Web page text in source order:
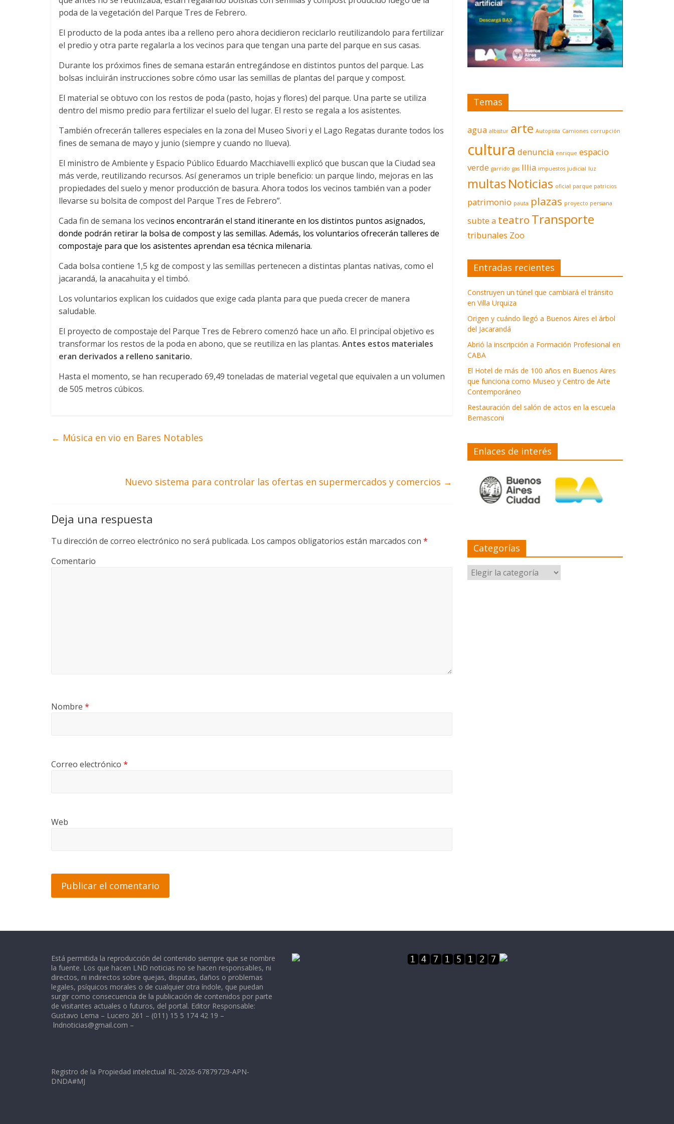
poda de la vegetación del Parque Tres de Febrero.
El producto de la poda antes iba a relleno pero ahora decidieron reciclarlo reutilizandolo para fertilizar
el predio y otra parte regalarla a los vecinos para que tengan una parte del parque en sus casas.
Durante los próximos fines de semana estarán entregándose en distintos puntos del parque. Las
bolsas incluirán instrucciones sobre cómo usar las semillas de plantas del parque y compost.
El material se obtuvo con los restos de poda (pasto, hojas y flores) del parque. Una parte se utiliza
dentro del mismo predio para fertilizar el suelo del lugar. El resto se regala a los asistentes.
También ofrecerán talleres especiales en la zona del Museo Sivori y el Lago Regatas durante todos los
fines de semana de mayo y junio (siempre y cuando no llueva).
El ministro de Ambiente y Espacio Público Eduardo Macchiavelli explicó que buscan que la Ciudad sea
más verde, reutilizando recursos. Así generamos un triple beneficio: un parque lindo, mejoras en las
propiedades del suelo y menor producción de basura. Ahora todos los vecinos también van a poder
llevarse su bolsita de compost del Parque Tres de Febrero”.
Cada fin de semana los vecinos encontrarán el stand itinerante en los distintos puntos asignados,
donde podrán retirar la bolsa de compost y las semillas. Además, los voluntarios ofrecerán talleres de
compostaje para que los asistentes aprendan esa técnica milenaria.
Cada bolsa contiene 1,5 kg de compost y las semillas pertenecen a distintas plantas nativas, como el
jacarandá, la anacahuita y el timbó.
Los voluntarios explican los cuidados que exige cada planta para que pueda crecer de manera
saludable.
El proyecto de compostaje del Parque Tres de Febrero comenzó hace un año. El principal objetivo es
transformar los restos de la poda en abono, que se reutiliza en las plantas. Antes estos materiales
eran derivados a relleno sanitario.
Hasta el momento, se han recuperado 69,49 toneladas de material vegetal que equivalen a un volumen
de 505 metros cúbicos.
← Música en vio en Bares Notables
Nuevo sistema para controlar las ofertas en supermercados y comercios →
Deja una respuesta
Tu dirección de correo electrónico no será publicada. Los campos obligatorios están marcados con *
Comentario
Nombre *
Correo electrónico *
Web
Temas
agua albistur arte Autopista Camiones corrupción
cultura denuncia enrique espacio
verde garrido gas Illia impuestos judicial luz
multas Noticias oficial parque patricios
patrimonio pauta plazas proyecto persiana
subte a teatro Transporte
tribunales Zoo
Entradas recientes
Construyen un túnel que cambiará el tránsito
en Villa Urquiza
Origen y cuándo llegó a Buenos Aires el árbol
del Jacarandá
Abrió la inscripción a Formación Profesional en
CABA
El Hotel de más de 100 años en Buenos Aires
que funciona como Museo y Centro de Arte
Contemporáneo
Restauración del salón de actos en la escuela
Bernasconi
Enlaces de interés
Categorías
Categorías
Está permitida la reproducción del contenido siempre que se nombre
la fuente. Los que hacen LND noticias no se hacen responsables, ni
directos, ni indirectos sobre quejas, disputas, daños o problemas
legales, psíquicos morales o de cualquier otra índole, que puedan
surgir como consecuencia de la publicación de contenidos por parte
de visitantes actuales o futuros, del portal. Editor Responsable:
Gustavo Lema – Lucero 261 – (011) 15 5 174 42 19 –
lndnoticias@gmail.com –
Registro de la Propiedad intelectual RL-2026-67879729-APN-
DNDA#MJ